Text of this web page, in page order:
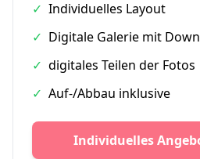
✓ Individuelles Layout
✓ Digitale Galerie mit
✓ digitales Teilen der Fotos
✓ Auf-/Abbau inklusive
Individuelles